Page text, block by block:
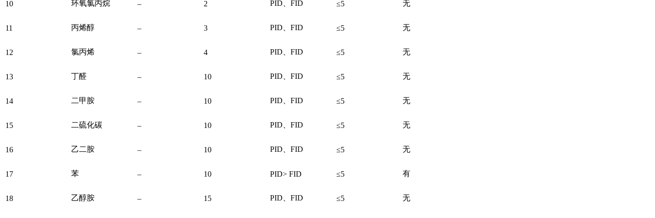
10 环氧氯丙烷 – 2 PID、FID ≤5 无
11 丙烯醇 – 3 PID、FID ≤5 无
12 氯丙烯 – 4 PID、FID ≤5 无
13 丁醛 – 10 PID、FID ≤5 无
14 二甲胺 – 10 PID、FID ≤5 无
15 二硫化碳 – 10 PID、FID ≤5 无
16 乙二胺 – 10 PID、FID ≤5 无
17 苯 – 10 PID> FID ≤5 有
18 乙醇胺 – 15 PID、FID ≤5 无